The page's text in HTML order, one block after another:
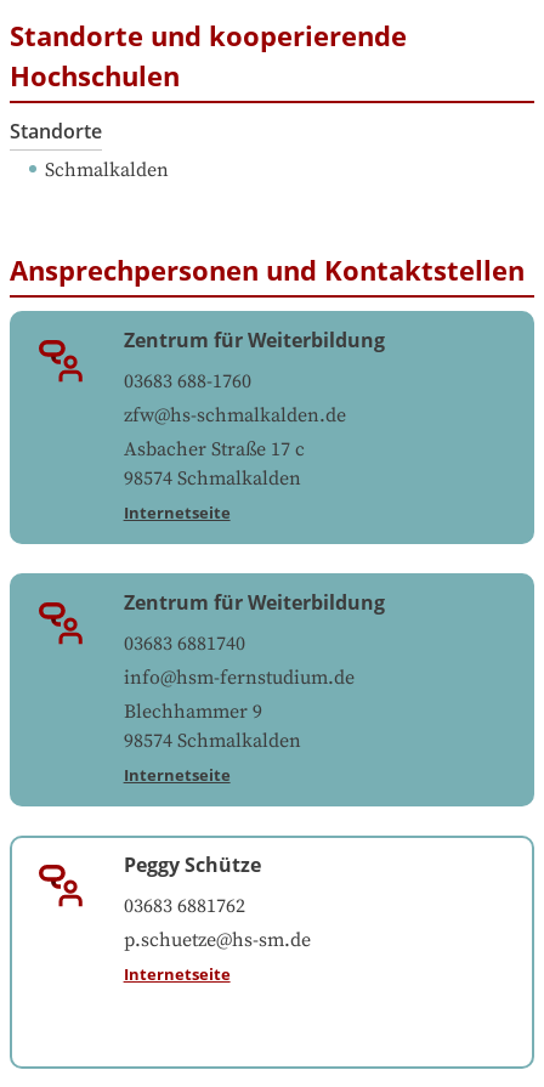
Standorte und kooperierende
Hochschulen
Standorte
Schmalkalden
Ansprechpersonen und Kontaktstellen
Zentrum für Weiterbildung
03683 688-1760
zfw@hs-schmalkalden.de
Asbacher Straße 17 c
98574 Schmalkalden
Internetseite
Zentrum für Weiterbildung
03683 6881740
info@hsm-fernstudium.de
Blechhammer 9
98574 Schmalkalden
Internetseite
Peggy Schütze
03683 6881762
p.schuetze@hs-sm.de
Internetseite